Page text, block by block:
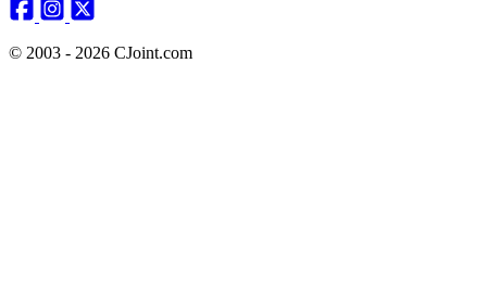
© 2003 - 2026 CJoint.com